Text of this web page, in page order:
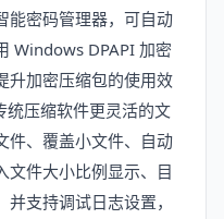
能密码管理器，可自动
Windows DPAPI 加密
升加密压缩包的使用效
压缩软件更灵活的文
件、覆盖小文件、自动
文件大小比例显示、目
支持调试日志设置，